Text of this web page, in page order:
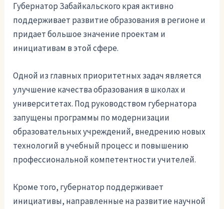
Губернатор Забайкальского края активно
поддерживает развитие образования в регионе и
придает большое значение проектам и
инициативам в этой сфере.
Одной из главных приоритетных задач является
улучшение качества образования в школах и
университетах. Под руководством губернатора
запущены программы по модернизации
образовательных учреждений, внедрению новых
технологий в учебный процесс и повышению
профессиональной компетентности учителей.
Кроме того, губернатор поддерживает
инициативы, направленные на развитие научной